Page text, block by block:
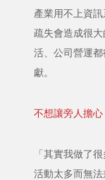
產業用不上資
疏失會造成很
活、公司營運
獻。
不想讓旁人擔
「其實我做了
活動太多而無